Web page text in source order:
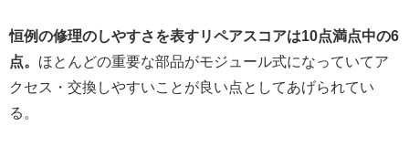
恒例の修理のしやすさを表すリペアスコアは10点満点中の6
点。 ほとんどの重要な部品がモジュール式になっていてア
クセス・交換しやすいことが良い点としてあげられてい
る。